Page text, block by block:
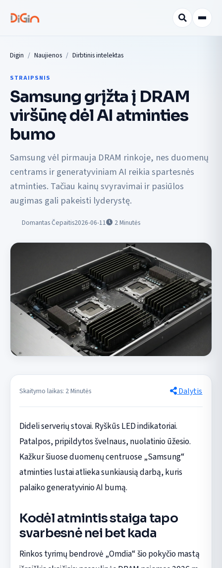
Digin Naujienos Dirbtinis intelektas
STRAIPSNIS
Samsung grįžta į DRAM
viršūnę dėl AI atminties
bumo
Samsung vėl pirmauja DRAM rinkoje, nes duomenų
centrams ir generatyviniam AI reikia spartesnės
atminties. Tačiau kainų svyravimai ir pasiūlos
augimas gali pakeisti lyderystę.
Domantas Čepaitis2026-06-11 2Minutės
Skaitymo laikas: 2 Minutės Dalytis
Dideli serverių stovai. Ryškūs LED indikatoriai.
Patalpos, pripildytos švelnaus, nuolatinio ūžesio.
Kažkur šiuose duomenų centruose „Samsung“
atminties lustai atlieka sunkiausią darbą, kuris
palaiko generatyvinio AI bumą.
Kodėl atmintis staiga tapo
svarbesnė nei bet kada
Rinkos tyrimų bendrovė „Omdia“ šio pokyčio mastą